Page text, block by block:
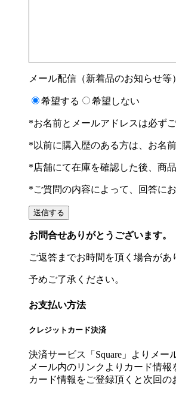
メール配信（新着品のお知らせ等）
希望する 希望しない
*お名前とメールアドレスは必ず
*以前に購入歴のある方は、お名
*店舗にて在庫を確認した後、商
*ご質問の内容によって、回答に
お問合せありがとうございます。
ご返答までお時間を頂く場合があ
予めご了承ください。
お支払い方法
クレジットカード決済
決済サービス「Square」よりメー
メール内のリンクよりカード情報
カード情報をご登録頂くと次回の